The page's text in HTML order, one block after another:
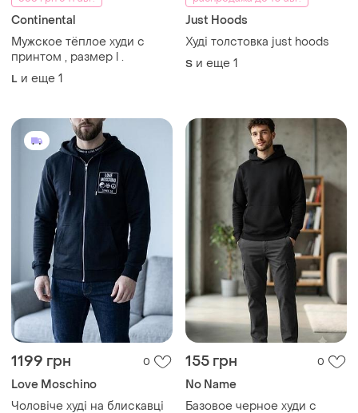
1199 грн 0
Love Moschino
Чоловіче худі на блискавці
love moschino | розмір m
155 грн 0
No Name
Базовое черное худи с
капюшоном, унисекс